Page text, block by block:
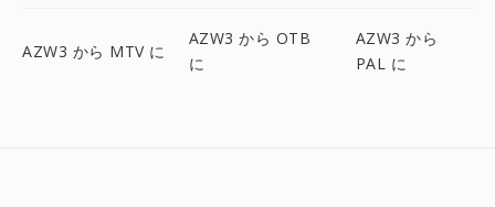
AZW3 から MTV に
AZW3 から OTB
に
AZW3 から
PAL に